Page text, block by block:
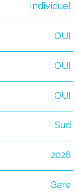
Individuel
OUI
OUI
OUI
Sud
2026
Gare